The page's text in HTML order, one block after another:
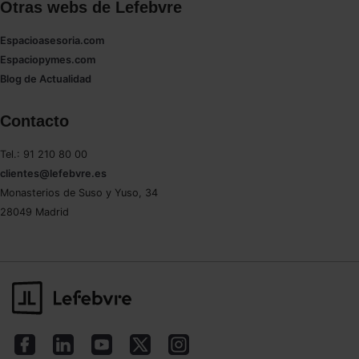
Otras webs de Lefebvre
Espacioasesoria.com
Espaciopymes.com
Blog de Actualidad
Contacto
Tel.: 91 210 80 00
clientes@lefebvre.es
Monasterios de Suso y Yuso, 34
28049 Madrid